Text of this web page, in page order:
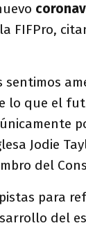
FIFPro,
lo que el
Jodie
del
para
del